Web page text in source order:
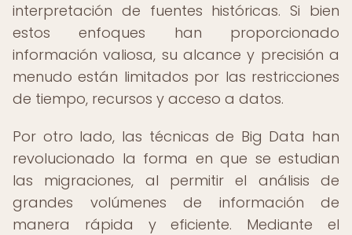
interpretación de fuentes históricas. Si bien
estos enfoques han proporcionado
información valiosa, su alcance y precisión a
menudo están limitados por las restricciones
de tiempo, recursos y acceso a datos.
Por otro lado, las técnicas de Big Data han
revolucionado la forma en que se estudian
las migraciones, al permitir el análisis de
grandes volúmenes de información de
manera rápida y eficiente. Mediante el